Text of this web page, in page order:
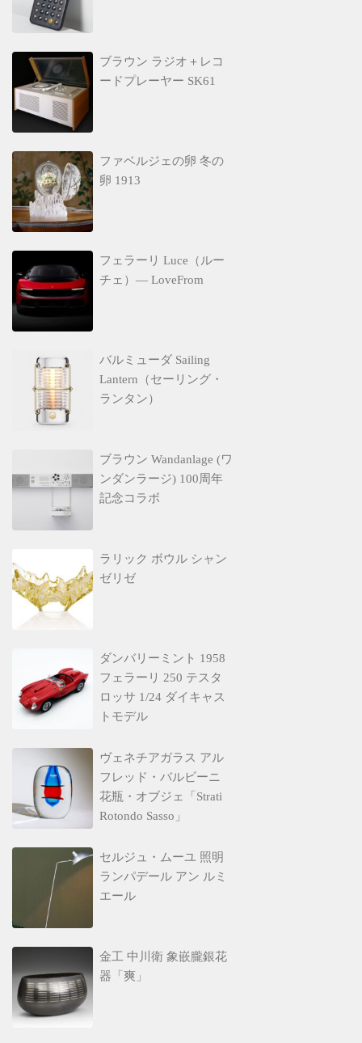
ブラウン ラジオ＋レコ
ードプレーヤー SK61
ファベルジェの卵 冬の
卵 1913
フェラーリ Luce（ルー
チェ）— LoveFrom
バルミューダ Sailing
Lantern（セーリング・
ランタン）
ブラウン Wandanlage (ワ
ンダンラージ) 100周年
記念コラボ
ラリック ボウル シャン
ゼリゼ
ダンバリーミント 1958
フェラーリ 250 テスタ
ロッサ 1/24 ダイキャス
トモデル
ヴェネチアガラス アル
フレッド・バルビーニ
花瓶・オブジェ「Strati
Rotondo Sasso」
セルジュ・ムーユ 照明
ランパデール アン ルミ
エール
金工 中川衛 象嵌朧銀花
器「爽」